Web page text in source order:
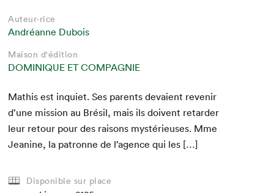
Auteur·rice
Andréanne Dubois
Maison d'édition
DOMINIQUE ET COMPAGNIE
Math­is est inqui­et. Ses par­ents devaient revenir
d’une mis­sion au Brésil, mais ils doivent retarder
leur retour pour des raisons mys­térieuses. Mme
Jea­nine, la patronne de l’a­gence qui les […]
Disponible sur place